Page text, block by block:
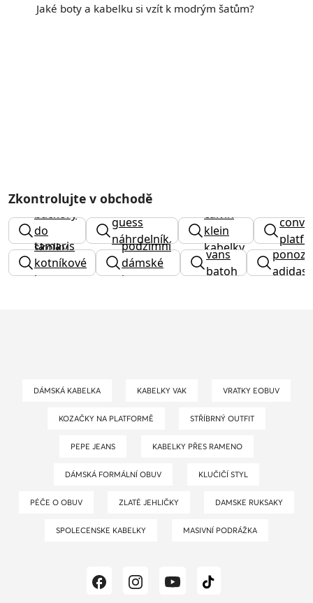
Jaké boty a kabelku si vzít k modrým šatům?
Zkontrolujte v obchodě
backory
do
skolky
guess
náhrdelník
calvin
klein
kabelky
tamaris
kotníkové
boty
podzimní
dámské
boty
vans
batoh
adidas
DÁMSKÁ KABELKA KABELKY VAK VRATKY EOBUV
KOZAČKY NA PLATFORMĚ STŘÍBRNÝ OUTFIT
PEPE JEANS KABELKY PŘES RAMENO
DÁMSKÁ FORMÁLNÍ OBUV KLUČIČÍ STYL
PÉČE O OBUV ZLATÉ JEHLIČKY DAMSKE RUKSAKY
SPOLECENSKE KABELKY MASIVNÍ PODRÁŽKA